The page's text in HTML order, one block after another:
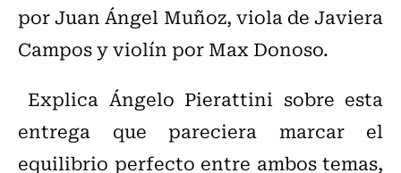
por Juan Ángel Muñoz, viola de Javiera
Campos y violín por Max Donoso.
Explica Ángelo Pierattini sobre esta
entrega que pareciera marcar el
equilibrio perfecto entre ambos temas,